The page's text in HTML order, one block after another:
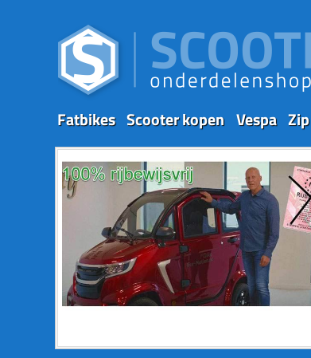
Fatbikes Scooter kopen Vespa Zip